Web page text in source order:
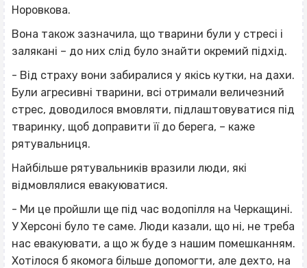
Норовкова.
Вона також зазначила, що тварини були у стресі і
залякані – до них слід було знайти окремий підхід.
- Від страху вони забиралися у якісь кутки, на дахи.
Були агресивні тварини, всі отримали величезний
стрес, доводилося вмовляти, підлаштовуватися під
тваринку, щоб доправити її до берега, – каже
рятувальниця.
Найбільше рятувальників вразили люди, які
відмовлялися евакуюватися.
- Ми це пройшли ще під час водопілля на Черкащині.
У Херсоні було те саме. Люди казали, що ні, не треба
нас евакуювати, а що ж буде з нашим помешканням.
Хотілося б якомога більше допомогти, але дехто, на